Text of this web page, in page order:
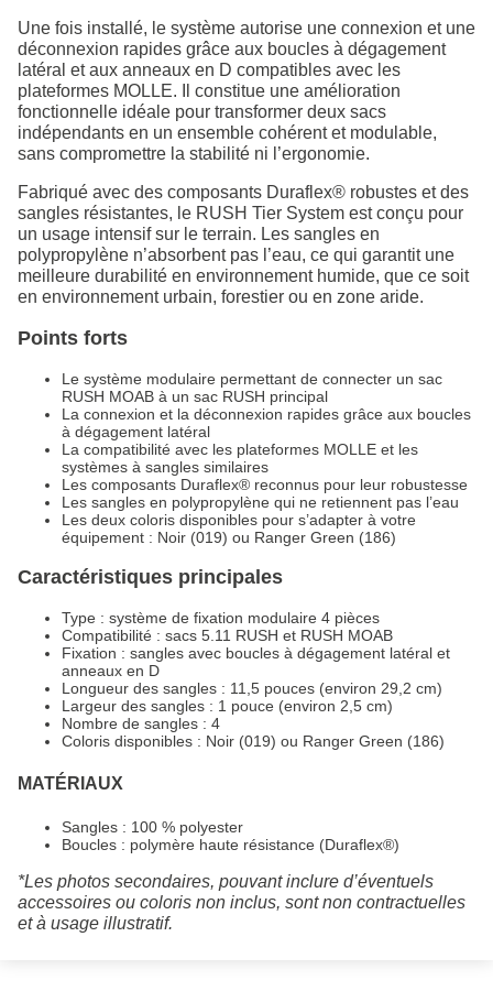
Une fois installé, le système autorise une connexion et une
déconnexion rapides grâce aux boucles à dégagement
latéral et aux anneaux en D compatibles avec les
plateformes MOLLE. Il constitue une amélioration
fonctionnelle idéale pour transformer deux sacs
indépendants en un ensemble cohérent et modulable,
sans compromettre la stabilité ni l’ergonomie.
Fabriqué avec des composants Duraflex® robustes et des
sangles résistantes, le RUSH Tier System est conçu pour
un usage intensif sur le terrain. Les sangles en
polypropylène n’absorbent pas l’eau, ce qui garantit une
meilleure durabilité en environnement humide, que ce soit
en environnement urbain, forestier ou en zone aride.
Points forts
Le système modulaire permettant de connecter un sac
RUSH MOAB à un sac RUSH principal
La connexion et la déconnexion rapides grâce aux boucles
à dégagement latéral
La compatibilité avec les plateformes MOLLE et les
systèmes à sangles similaires
Les composants Duraflex® reconnus pour leur robustesse
Les sangles en polypropylène qui ne retiennent pas l’eau
Les deux coloris disponibles pour s’adapter à votre
équipement : Noir (019) ou Ranger Green (186)
Caractéristiques principales
Type : système de fixation modulaire 4 pièces
Compatibilité : sacs 5.11 RUSH et RUSH MOAB
Fixation : sangles avec boucles à dégagement latéral et
anneaux en D
Longueur des sangles : 11,5 pouces (environ 29,2 cm)
Largeur des sangles : 1 pouce (environ 2,5 cm)
Nombre de sangles : 4
Coloris disponibles : Noir (019) ou Ranger Green (186)
MATÉRIAUX
Sangles : 100 % polyester
Boucles : polymère haute résistance (Duraflex®)
*Les photos secondaires, pouvant inclure d’éventuels
accessoires ou coloris non inclus, sont non contractuelles
et à usage illustratif.